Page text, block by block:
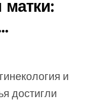
достигли